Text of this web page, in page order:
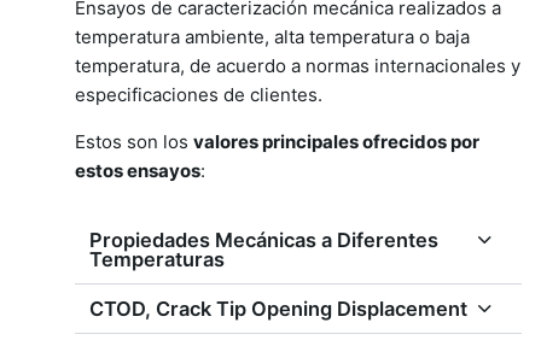
Ensayos de caracterización mecánica realizados a
temperatura ambiente, alta temperatura o baja
temperatura, de acuerdo a normas internacionales y
especificaciones de clientes.
Estos son los valores principales ofrecidos por
estos ensayos:
Propiedades Mecánicas a Diferentes
Temperaturas
CTOD, Crack Tip Opening Displacement